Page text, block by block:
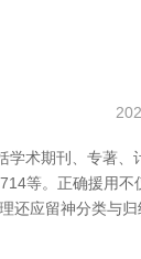
学术期刊、专著、
等。正确援用不
还应留神分类与归